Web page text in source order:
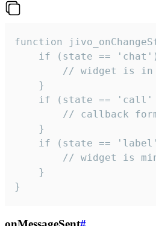
function
if (state ==
// widget is
    }
if (state ==
// callback
    }
if (state ==
// widget is
    }
}